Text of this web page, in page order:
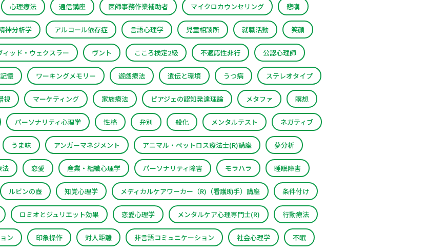
心理療法 通信講座 医師事務作業補助者 マイクロカウンセリング 悲嘆
神分析学 アルコール依存症 言語心理学 児童相談所 就職活動 笑顔
ィッド・ウェクスラー ヴント こころ検定2級 不適応性非行 公認心理師
憶 ワーキングメモリー 遊戯療法 遺伝と環境 うつ病 ステレオタイプ
視 マーケティング 家族療法 ピアジェの認知発達理論 メタファ 瞑想
パーソナリティ心理学 性格 弁別 般化 メンタルテスト ネガティブ
うま味 アンガーマネジメント アニマル・ペットロス療法士(R)講座 夢分析
法 恋愛 産業・組織心理学 パーソナリティ障害 モラハラ 睡眠障害
ルビンの壺 知覚心理学 メディカルケアワーカー（R)（看護助手）講座 条件付け
ロミオとジュリエット効果 恋愛心理学 メンタルケア心理専門士(R) 行動療法
ン 印象操作 対人距離 非言語コミュニケーション 社会心理学 不眠